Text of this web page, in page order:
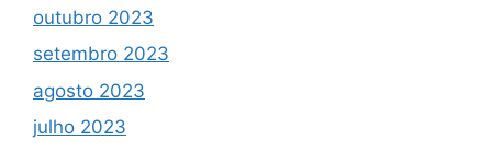
outubro 2023
setembro 2023
agosto 2023
julho 2023